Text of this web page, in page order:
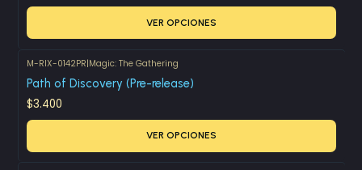
VER OPCIONES
M-RIX-0142PR|Magic: The Gathering
Path of Discovery (Pre-release)
$3.400
VER OPCIONES